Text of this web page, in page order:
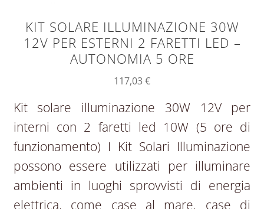
KIT SOLARE ILLUMINAZIONE 30W
12V PER ESTERNI 2 FARETTI LED –
AUTONOMIA 5 ORE
117,03€
Kit solare illuminazione 30W 12V per
interni con 2 faretti led 10W (5 ore di
funzionamento) I Kit Solari Illuminazione
possono essere utilizzati per illuminare
ambienti in luoghi sprovvisti di energia
elettrica, come case al mare, case di